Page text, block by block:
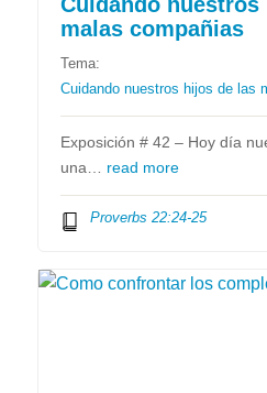
malas compañias
Tema:
Cuidando nuestros hijos de las
Exposición # 42 – Hoy día
una… read more
Proverbs 22:24-25